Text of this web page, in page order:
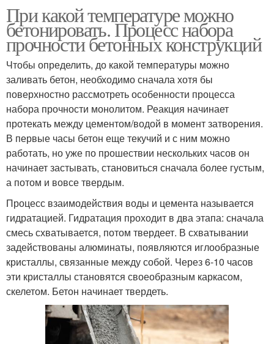
При какой температуре можно
бетонировать. Процесс набора
прочности бетонных конструкций
Чтобы определить, до какой температуры можно
заливать бетон, необходимо сначала хотя бы
поверхностно рассмотреть особенности процесса
набора прочности монолитом. Реакция начинает
протекать между цементом/водой в момент затворения.
В первые часы бетон еще текучий и с ним можно
работать, но уже по прошествии нескольких часов он
начинает застывать, становиться сначала более густым,
а потом и вовсе твердым.
Процесс взаимодействия воды и цемента называется
гидратацией. Гидратация проходит в два этапа: сначала
смесь схватывается, потом твердеет. В схватывании
задействованы алюминаты, появляются иглообразные
кристаллы, связанные между собой. Через 6-10 часов
эти кристаллы становятся своеобразным каркасом,
скелетом. Бетон начинает твердеть.